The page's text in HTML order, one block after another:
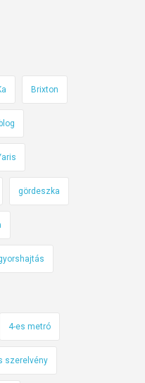
Brixton
blog
gördeszka
4-es metró
szerelvény